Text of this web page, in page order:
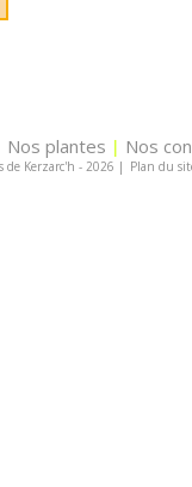
Nos plantes | Nos
de Kerzarc'h - 2026 | Plan du